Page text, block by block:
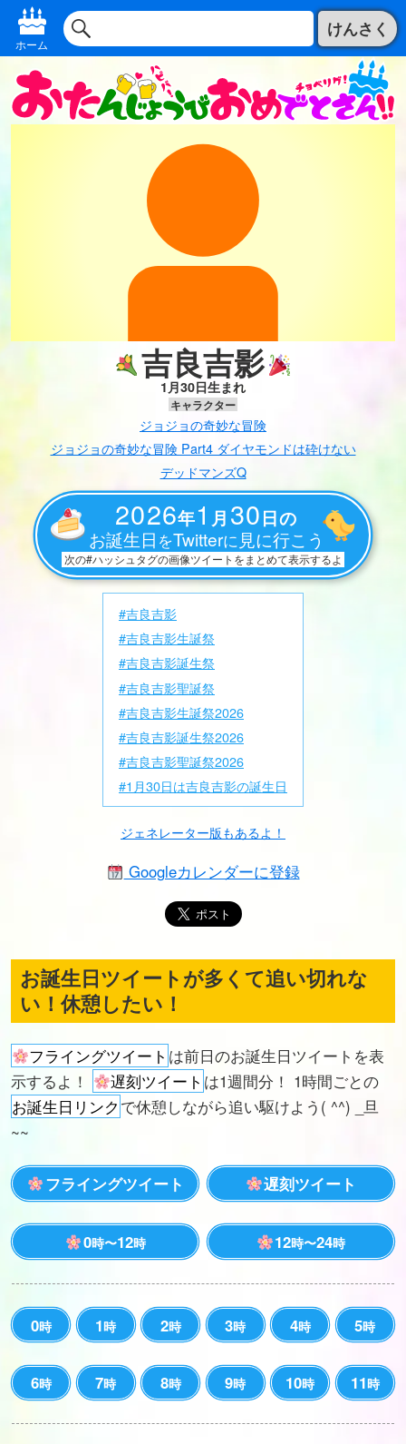
ホーム
けんさく
吉良吉影
1月30日生まれ
キャラクター
ジョジョの奇妙な冒険
ジョジョの奇妙な冒険 Part4 ダイヤモンドは砕けない
デッドマンズQ
2026年1 月 30日の
お誕生日 をTwitterに 見に行こう
次の#ハッシュタグの画像ツイートをまとめて表示するよ
#吉良吉影
#吉良吉影生誕祭
#吉良吉影誕生祭
#吉良吉影聖誕祭
#吉良吉影生誕祭2026
#吉良吉影誕生祭2026
#吉良吉影聖誕祭2026
#1月30日は吉良吉影の誕生日
ジェネレーター版もあるよ！
Googleカレンダーに登録
お誕生日ツイートが多くて追い切れな
い！休憩したい！
フライングツイート は前日のお誕生日ツイートを表
示するよ！
遅刻ツイート は1週間分！ 1時間ごとの
お誕生日リンク で休憩しながら追い駆けよう( ^^) _旦
~~
フライングツイート 遅刻ツイート
0時〜12時 12時〜24時
0時 1時 2時 3時 4時 5時
6時 7時 8時 9時 10時 11時